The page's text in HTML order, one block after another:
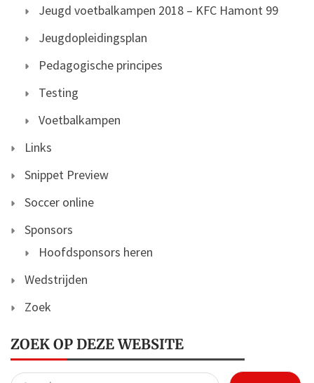
Jeugd voetbalkampen 2018 – KFC Hamont 99
Jeugdopleidingsplan
Pedagogische principes
Testing
Voetbalkampen
Links
Snippet Preview
Soccer online
Sponsors
Hoofdsponsors heren
Wedstrijden
Zoek
ZOEK OP DEZE WEBSITE